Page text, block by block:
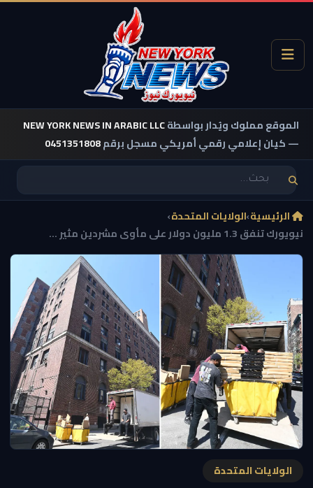
الموقع مملوك ويُدار بواسطةNEW YORK NEWS IN ARABIC LLC
— كيان إعلامي رقمي أمريكي مسجل برقم0451351808
الرئيسية›الولايات المتحدة›
نيويورك تنفق 1.3 مليون دولار على مأوى مشردين مثير ...
الولايات المتحدة